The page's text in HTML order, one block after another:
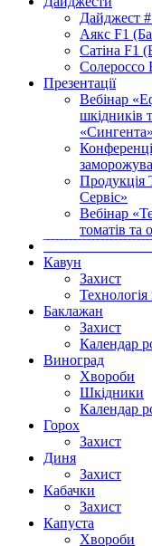
Дайджест
Аякс F1
Сатіна F1
Солероссо
Презентації
Вебінар
шкідників
«Сингента»
Продукція
Сервіс»
Вебінар
томатів та
Кавун
Захист
Баклажан
Захист
Календар
Виноград
Хвороби
Шкідники
Календар
Горох
Захист
Диня
Захист
Кабачки
Захист
Капуста
Хвороби